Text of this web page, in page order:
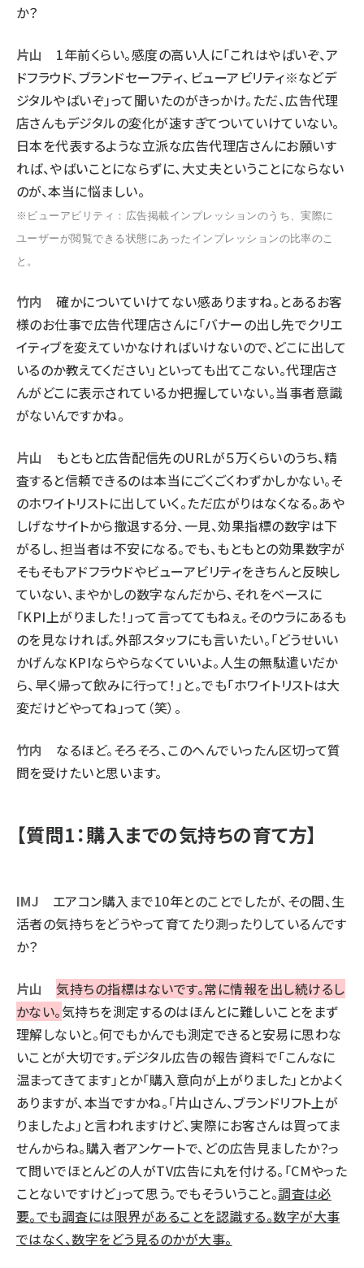
か？
片山
1年前くらい。感度の高い人に「これはやばいぞ、ア
ドフラウド、ブランドセーフティ、ビューアビリティ※などデ
ジタルやばいぞ」って聞いたのがきっかけ。ただ、広告代理
店さんもデジタルの変化が速すぎてついていけていない。
日本を代表するような立派な広告代理店さんにお願いす
れば、やばいことにならずに、大丈夫ということにならない
のが、本当に悩ましい。
※ビューアビリティ：広告掲載インプレッションのうち、実際に
ユーザーが閲覧できる状態にあったインプレッションの比率のこ
と。
竹内
確かについていけてない感ありますね。とあるお客
様のお仕事で広告代理店さんに「バナーの出し先でクリエ
イティブを変えていかなければいけないので、どこに出して
いるのか教えてください」といっても出てこない。代理店さ
んがどこに表示されているか把握していない。当事者意識
がないんですかね。
片山
もともと広告配信先のURLが５万くらいのうち、精
査すると信頼できるのは本当にごくごくわずかしかない。そ
のホワイトリストに出していく。ただ広がりはなくなる。あや
しげなサイトから撤退する分、一見、効果指標の数字は下
がるし、担当者は不安になる。でも、もともとの効果数字が
そもそもアドフラウドやビューアビリティをきちんと反映し
ていない、まやかしの数字なんだから、それをベースに
「KPI上がりました！」って言っててもねぇ。そのウラにあるも
のを見なければ。外部スタッフにも言いたい。「どうせいい
かげんなKPIならやらなくていいよ。人生の無駄遣いだか
ら、早く帰って飲みに行って！」と。でも「ホワイトリストは大
変だけどやってね」って（笑）。
竹内
なるほど。そろそろ、このへんでいったん区切って質
問を受けたいと思います。
【質問1：購入までの気持ちの育て方】
IMJ エアコン購入まで10年とのことでしたが、その間、生
活者の気持ちをどうやって育てたり測ったりしているんです
か？
片山
気持ちの指標はないです。常に情報を出し続けるし
かない。気持ちを測定するのはほんとに難しいことをまず
理解しないと。何でもかんでも測定できると安易に思わな
いことが大切です。デジタル広告の報告資料で「こんなに
温まってきてます」とか「購入意向が上がりました」とかよく
ありますが、本当ですかね。「片山さん、ブランドリフト上が
りましたよ」と言われますけど、実際にお客さんは買ってま
せんからね。購入者アンケートで、どの広告見ましたか？っ
て問いでほとんどの人がTV広告に丸を付ける。「CMやった
ことないですけど」って思う。でもそういうこと。調査は必
要。でも調査には限界があることを認識する。数字が大事
ではなく、数字をどう見るのかが大事。